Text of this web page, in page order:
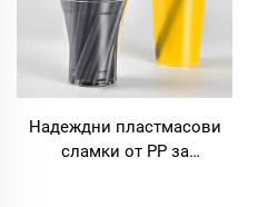
Надеждни пластмасови
сламки от PP за